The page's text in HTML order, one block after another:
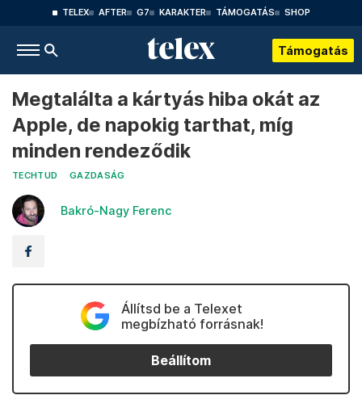
TELEX AFTER G7 KARAKTER TÁMOGATÁS SHOP
Támogatás
Megtalálta a kártyás hiba okát az
Apple, de napokig tarthat, míg
minden rendeződik
TECHTUD GAZDASÁG
Bakró-Nagy Ferenc
Állítsd be a Telexet
megbízható forrásnak!
Beállítom